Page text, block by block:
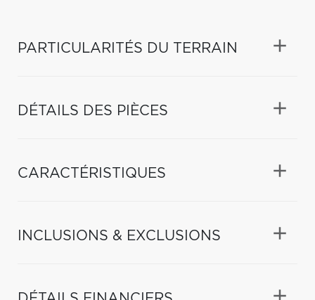
PARTICULARITÉS DU TERRAIN
DÉTAILS DES PIÈCES
CARACTÉRISTIQUES
INCLUSIONS & EXCLUSIONS